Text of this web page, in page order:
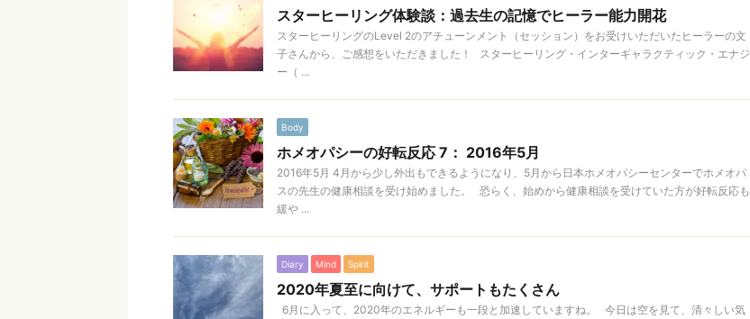
スターヒーリング体験談：過去生の記憶でヒーラー能力開花
スターヒーリングのLevel 2のアチューンメント（セッション）をお受けいただいたヒーラーの文
子さんから、ご感想をいただきました！ スターヒーリング・インターギャラクティック・エナジ
ー（ ...
Body
ホメオパシーの好転反応 7： 2016年5月
2016年5月 4月から少し外出もできるようになり、5月から日本ホメオパシーセンターでホメオパ
スの先生の健康相談を受け始めました。 恐らく、始めから健康相談を受けていた方が好転反応も
緩や ...
Diary Mind Spirit
2020年夏至に向けて、サポートもたくさん
6月に入って、2020年のエネルギーも一段と加速していますね。 今日は空を見て、清々しい気